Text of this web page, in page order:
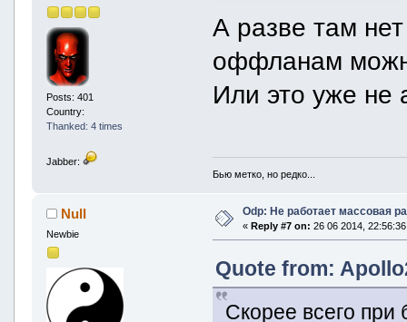
Posts: 401
Country:
Thanked: 4 times
Jabber:
А разве там
оффланам
Или это уже не
Бью метко, но редко...
Null
Newbie
Odp: Не работает массовая
« Reply #7 on: 26 06 2014,
Quote from:
Скорее всего